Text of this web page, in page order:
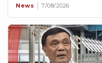
News 7/08/2026